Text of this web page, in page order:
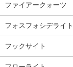
ファイアークォーツ
フォスフォシデライト
フックサイト